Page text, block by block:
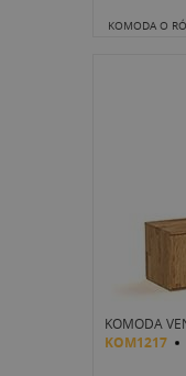
KOMODA O
KOMODA
KOM1217